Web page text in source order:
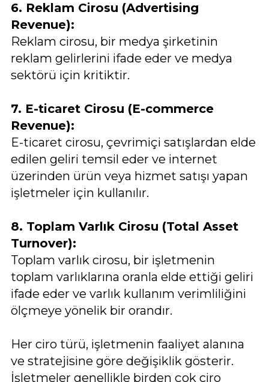
6. Reklam Cirosu (Advertising
Revenue):
Reklam cirosu, bir medya şirketinin
reklam gelirlerini ifade eder ve medya
sektörü için kritiktir.
7. E-ticaret Cirosu (E-commerce
Revenue):
E-ticaret cirosu, çevrimiçi satışlardan elde
edilen geliri temsil eder ve internet
üzerinden ürün veya hizmet satışı yapan
işletmeler için kullanılır.
8. Toplam Varlık Cirosu (Total Asset
Turnover):
Toplam varlık cirosu, bir işletmenin
toplam varlıklarına oranla elde ettiği geliri
ifade eder ve varlık kullanım verimliliğini
ölçmeye yönelik bir orandır.
Her ciro türü, işletmenin faaliyet alanına
ve stratejisine göre değişiklik gösterir.
İşletmeler genellikle birden çok ciro